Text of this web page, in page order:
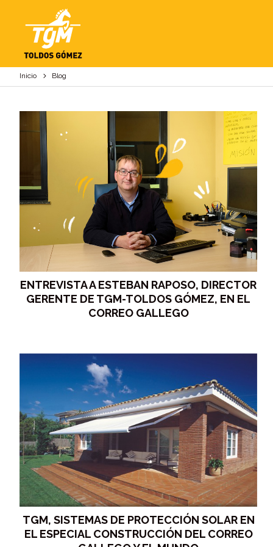
BLOG
Inicio Blog
ENTREVISTA A ESTEBAN RAPOSO, DIRECTOR
GERENTE DE TGM-TOLDOS GÓMEZ, EN EL
CORREO GALLEGO
TGM, SISTEMAS DE PROTECCIÓN SOLAR EN
EL ESPECIAL CONSTRUCCIÓN DEL CORREO